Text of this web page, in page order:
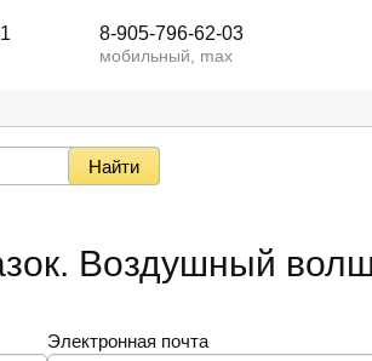
8-905-796-62-03
мобильный, max
Воздушный
Электронная почта